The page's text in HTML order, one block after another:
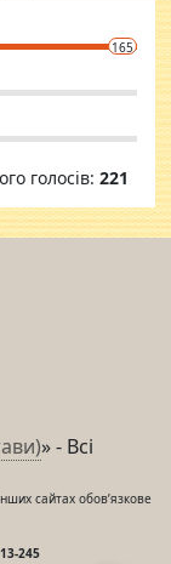
and figure
go to the health165
голосів: 221
» - Всі
сайтах обов’язкове
245